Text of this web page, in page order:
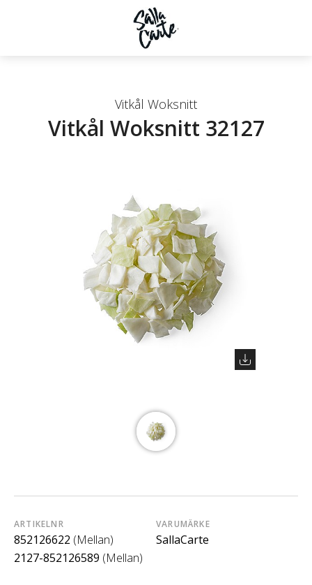
Vitkål Woksnitt
Vitkål Woksnitt 32127
ARTIKELNR
852126622 (Mellan)
2127-852126589 (Mellan)
VARUMÄRKE
SallaCarte